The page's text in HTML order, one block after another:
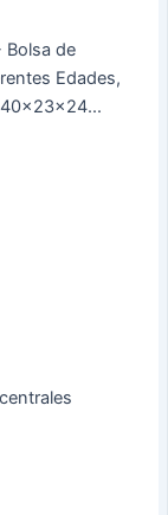
Bolsa de
Edades,
40x23x24...